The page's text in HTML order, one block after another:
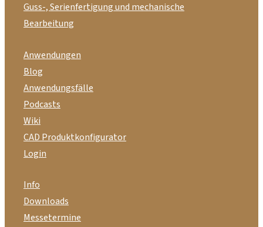
Guss-, Serienfertigung und mechanische
Bearbeitung
Anwendungen
Blog
Anwendungsfälle
Podcasts
Wiki
CAD Produktkonfigurator
Login
Info
Downloads
Messetermine